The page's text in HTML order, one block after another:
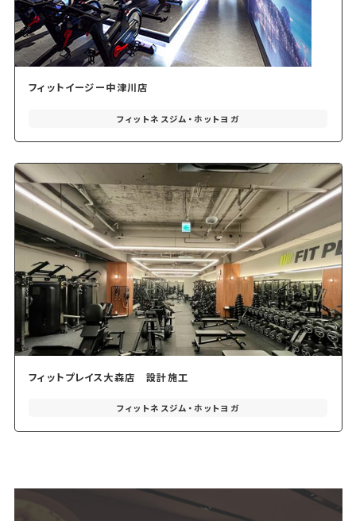
フィットイージー中津川店
フィットネスジム・ホットヨガ
フィットプレイス大森店 設計施工
フィットネスジム・ホットヨガ